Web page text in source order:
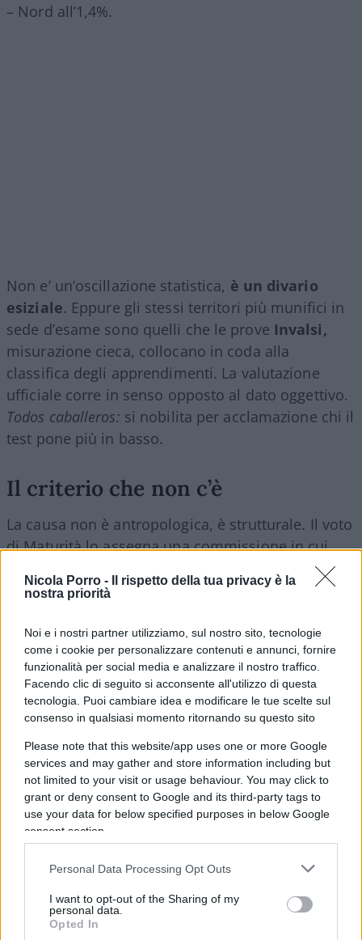
Nicola Porro -
Il rispetto della tua privacy è la
nostra priorità
Noi e i nostri partner utilizziamo, sul nostro sito, tecnologie
come i cookie per personalizzare contenuti e annunci, fornire
funzionalità per social media e analizzare il nostro traffico.
Facendo clic di seguito si acconsente all'utilizzo di questa
tecnologia. Puoi cambiare idea e modificare le tue scelte sul
consenso in qualsiasi momento ritornando su questo sito
Please note that this website/app uses one or more Google
services and may gather and store information including but
not limited to your visit or usage behaviour. You may click to
grant or deny consent to Google and its third-party tags to
use your data for below specified purposes in below Google
consent section.
Personal Data Processing Opt Outs
I want to opt-out of the Sharing of my
personal data.
Opted In
– Nord all’1,4%.
Non e’ un’oscillazione statistica, è un divario
esiziale. Eppure gli stessi territori più munifici in
sede d’esame sono quelli che le prove Invalsi,
misurazione cieca, collocano in coda alla
classifica degli apprendimenti. La valutazione
ufficiale corre in senso opposto al dato oggettivo.
Todos caballeros: si nobilita per acclamazione chi il
test pone più in basso.
Il criterio che non c’è
La causa non è antropologica, è strutturale. Il voto
di Maturità lo assegna una commissione in cui
pesano i docenti interni, quelli che hanno istruito i
candidati e che, di fatto, giudicano se stessi.
l’Invalsi fotografa, ma non entra nel voto. Il
risultato è un simulacro di valutazione,
autoreferenziale ed endogamico, in cui il metro
muta da provincia a provincia.La riforma
Valditara, sfoltendo le commissioni, ha
prodotto come primo effetto tangibile non più
rigore ma più lodi.Ed è qui che affiora il
fallimento sostanziale: quello dei criteri che
dovrebbero governare la formazione e il controllo
del corpo docente. Il docente si forma, insegna e
alcun organo terzo certifichi la comparabilità dei
metri di valutazione tra un istituto e l’altro. Una
macchina che promuove se stessa nella quasi